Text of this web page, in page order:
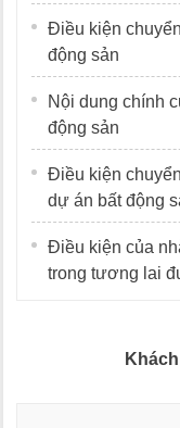
Điều kiện
động sản
Nội dung chính
động sản
Điều kiện
dự án bất động
Điều kiện của
trong tương lai